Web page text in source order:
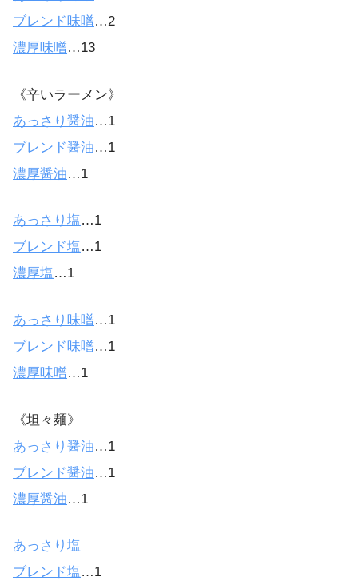
ブレンド味噌…2
濃厚味噌…13
《辛いラーメン》
あっさり醤油…1
ブレンド醤油…1
濃厚醤油…1
あっさり塩…1
ブレンド塩…1
濃厚塩…1
あっさり味噌…1
ブレンド味噌…1
濃厚味噌…1
《坦々麺》
あっさり醤油…1
ブレンド醤油…1
濃厚醤油…1
あっさり塩
ブレンド塩…1